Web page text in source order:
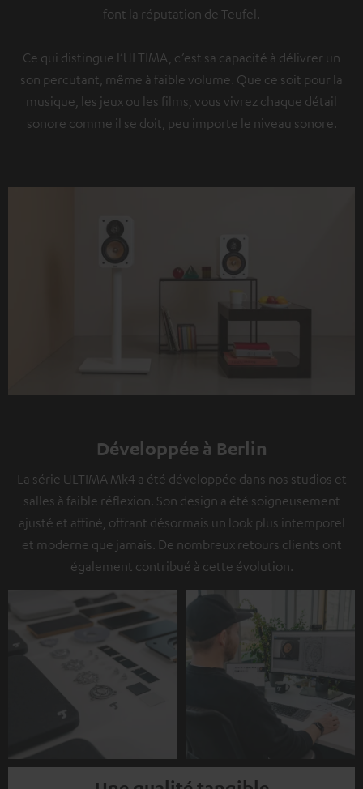
font la réputation de Teufel.
Ce qui distingue l’ULTIMA, c’est sa capacité à délivrer un
son percutant, même à faible volume. Que ce soit pour la
musique, les jeux ou les films, vous vivrez chaque détail
sonore comme il se doit, peu importe le niveau sonore.
Développée à Berlin
La série ULTIMA Mk4 a été développée dans nos studios et
salles à faible réflexion. Son design a été soigneusement
ajusté et affiné, offrant désormais un look plus intemporel
et moderne que jamais. De nombreux retours clients ont
également contribué à cette évolution.